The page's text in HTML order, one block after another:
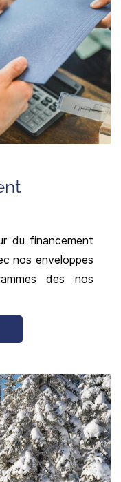
du financement
nos enveloppes
des nos